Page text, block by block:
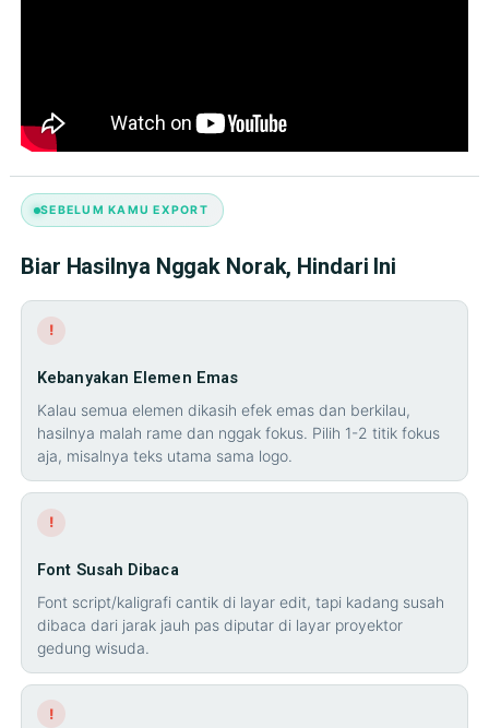
SEBELUM KAMU EXPORT
Biar Hasilnya Nggak Norak, Hindari Ini
!
Kebanyakan Elemen Emas
Kalau semua elemen dikasih efek emas dan berkilau,
hasilnya malah rame dan nggak fokus. Pilih 1-2 titik fokus
aja, misalnya teks utama sama logo.
!
Font Susah Dibaca
Font script/kaligrafi cantik di layar edit, tapi kadang susah
dibaca dari jarak jauh pas diputar di layar proyektor
gedung wisuda.
!